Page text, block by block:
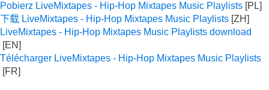
Pobierz LiveMixtapes - Hip-Hop Mixtapes Music Playlists
下载 LiveMixtapes - Hip-Hop Mixtapes Music Playlists
LiveMixtapes - Hip-Hop Mixtapes Music Playlists download
Télécharger LiveMixtapes - Hip-Hop Mixtapes Music Playlists